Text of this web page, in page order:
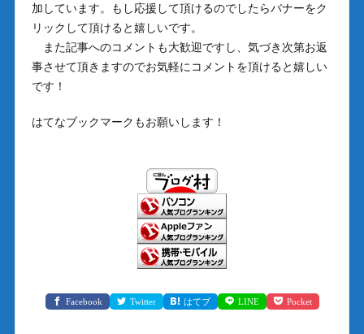
加しています。もし応援して頂けるのでしたらバナーをク
リックして頂けると嬉しいです。
また記事へのコメントも大歓迎ですし、気づき次第お返
事させて頂きますのでお気軽にコメントを頂けると嬉しい
です！
はてなブックマークもお願いします！
Facebook Twitter はてブ LINE Pocket